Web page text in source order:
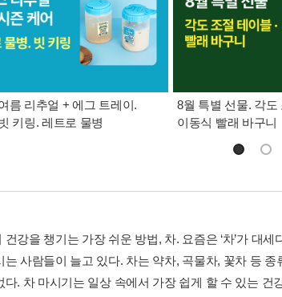
름 리추얼 + 에그 트레이.
키링. 레트로 물병
8월 특별 선물. 각도
이동식 빨래 바구니
건강을 챙기는 가장 쉬운 방법, 차. 요즘은 ‘차’가 대
는 사람들이 늘고 있다. 차는 약차, 곡물차, 꽃차 등
다. 차 마시기는 일상 속에서 가장 쉽게 할 수 있는 건